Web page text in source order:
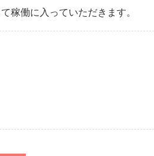
稼働に入っていただきます。